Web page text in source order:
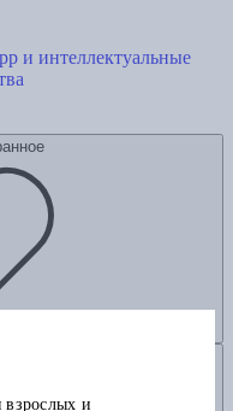
и интеллектуальные
взрослых и